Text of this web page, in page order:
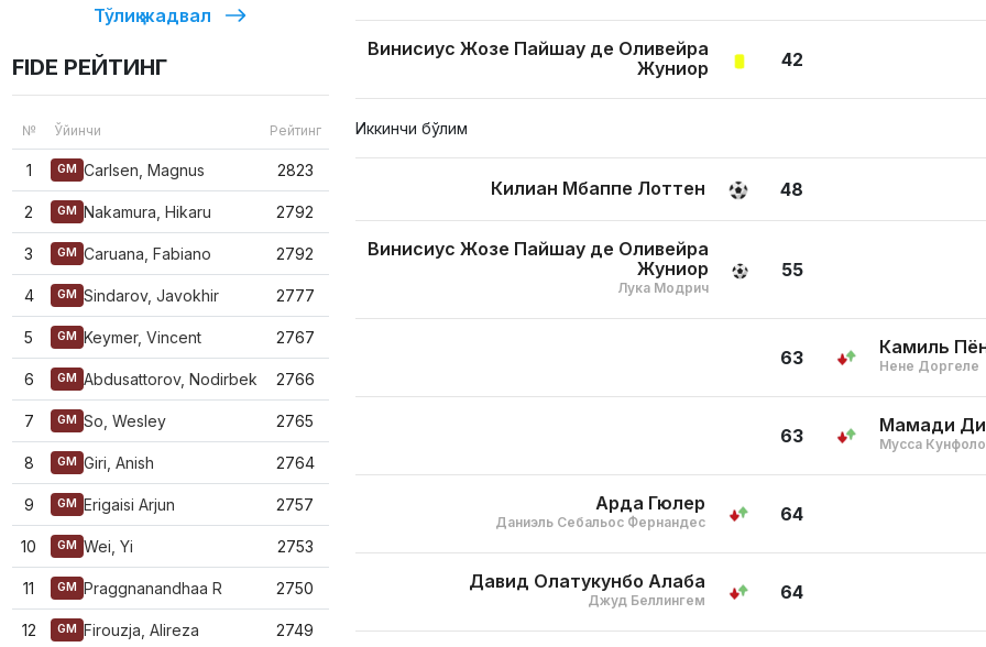
Тўлиқ жадвал
FIDE РЕЙТИНГ
№ Ўйинчи Рейтинг
1 GM Carlsen, Magnus 2823
2 GM Nakamura, Hikaru 2792
3 GM Caruana, Fabiano 2792
4 GM Sindarov, Javokhir 2777
5 GM Keymer, Vincent 2767
6 GM Abdusattorov, Nodirbek 2766
7 GM So, Wesley 2765
8 GM Giri, Anish 2764
9 GM Erigaisi Arjun 2757
10 GM Wei, Yi 2753
11 GM Praggnanandhaa R 2750
12 GM Firouzja, Alireza 2749
42
Винисиус Жозе Пайшау де Оливейра
Жуниор
Иккинчи бўлим
48
Килиан Мбаппе Лоттен
55
Винисиус Жозе Пайшау де Оливейра
Жуниор
Лука Модрич
63 Камиль
Нене Доргеле
63 Мамади
Мусса
64
Арда Гюлер
Даниэль Себальос Фернандес
64
Давид Олатукунбо Алаба
Джуд Беллингем